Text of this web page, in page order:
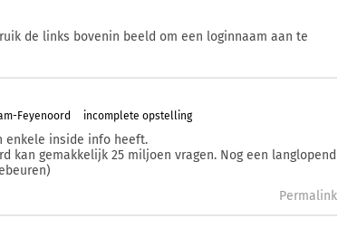
de links bovenin beeld om een loginnaam aan te
Feyenoord incomplete opstelling
enkele inside info heeft.
kan gemakkelijk 25 miljoen vragen. Nog een langlopend
Permalink